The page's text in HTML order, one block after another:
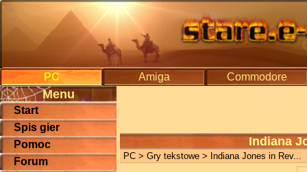
PC Amiga Commodore
Menu
Start
Spis gier
Pomoc
Forum
Indiana
PC > Gry tekstowe > Indiana Jones in Rev...